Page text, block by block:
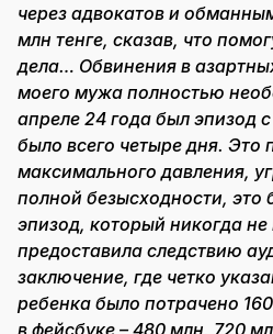
через адвокатов и
млн тенге, сказав, что
дела… Обвинения в
моего мужа полностью
апреле 24 года был эпизод
было всего четыре дня. Это
максимального давления,
полной безысходности, это
эпизод, который никогда не
предоставила следствию
заключение, где четко
ребенка было потрачено
в фейсбуке – 480 млн, 720